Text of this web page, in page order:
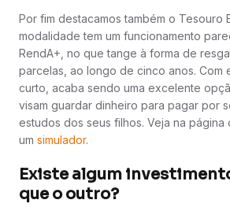
Por fim destacamos também o Tesouro
modalidade tem um funcionamento
RendA+, no que tange à forma de
parcelas, ao longo de cinco anos. Com
curto, acaba sendo uma excelente
visam guardar dinheiro para pagar por
estudos dos seus filhos. Veja na
um simulador.
Existe algum
que o outro?